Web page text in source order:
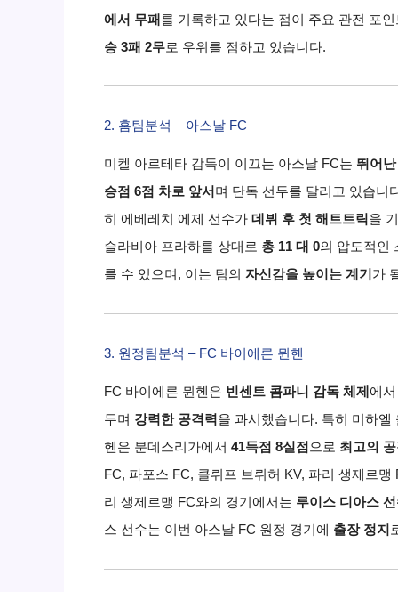
에서 무패 를 기록하고 있다는 점이 주요 관전 포
승 3패 2무로 우위를 점하고 있습니다.
2. 홈팀분석 – 아스날 FC
미켈 아르테타 감독이 이끄는 아스날 FC는 뛰어
승점 6점 차로 앞서 며 단독 선두를 달리고 있습니
히 에베레치 에제 선수가 데뷔 후 첫 해트트릭을
슬라비아 프라하를 상대로 총 11 대 0의 압도적인
를 수 있으며, 이는 팀의 자신감을 높이는 계기 가
3. 원정팀분석 – FC 바이에른 뮌헨
FC 바이에른 뮌헨은 빈센트 콤파니 감독 체제 에
두며 강력한 공격력을 과시했습니다. 특히 미하엘
헨은 분데스리가에서 41득점 8실점 으로 최고의
FC, 파포스 FC, 클뤼프 브뤼허 KV, 파리 생제르맹
리 생제르맹 FC와의 경기에서는 루이스 디아스
스 선수는 이번 아스날 FC 원정 경기에 출장 정지